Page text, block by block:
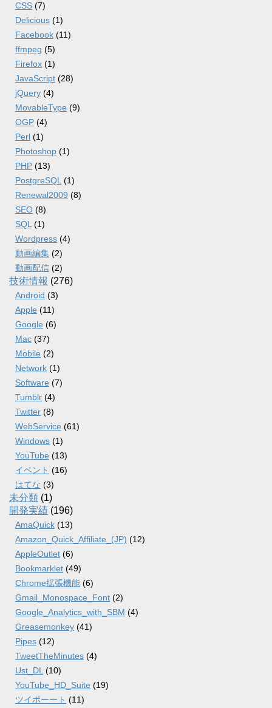
CSS (7)
Delicious (1)
Facebook (11)
ffmpeg (5)
Firefox (1)
JavaScript (28)
jQuery (4)
MovableType (9)
OGP (4)
Perl (1)
Photoshop (1)
PHP (13)
PostgreSQL (1)
Renewal2009 (8)
SEO (8)
SQL (1)
Wordpress (4)
動画編集 (2)
動画配信 (2)
技術情報 (276)
Android (3)
Apple (11)
Google (6)
Mac (37)
Mobile (2)
Network (1)
Software (7)
Tumblr (4)
Twitter (8)
WebService (61)
Windows (1)
YouTube (13)
イベント (16)
はてな (3)
未分類 (1)
開発実績 (196)
AmaQuick (13)
Amazon_Quick_Affiliate_(JP) (12)
AppleOutlet (6)
Bookmarklet (49)
Chrome拡張機能 (6)
Gmail_Monospace_Font (2)
Google_Analytics_with_SBM (4)
Greasemonkey (41)
Pipes (12)
TweetTheMinutes (4)
Ust_DL (10)
YouTube_HD_Suite (19)
ツイポーート (11)